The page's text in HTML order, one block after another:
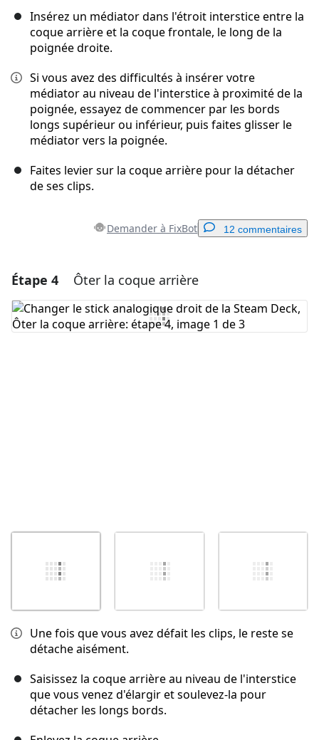
Insérez un médiator dans l'étroit interstice entre la
coque arrière et la coque frontale, le long de la
poignée droite.
Si vous avez des difficultés à insérer votre
médiator au niveau de l'interstice à proximité de la
poignée, essayez de commencer par les bords
longs supérieur ou inférieur, puis faites glisser le
médiator vers la poignée.
Faites levier sur la coque arrière pour la détacher
de ses clips.
Demander à FixBot 12 commentaires
Ajouter un commentaire
Ajouter un commentaire
Étape 4 Ôter la coque arrière
Une fois que vous avez défait les clips, le reste se
détache aisément.
Saisissez la coque arrière au niveau de l'interstice
que vous venez d'élargir et soulevez-la pour
détacher les longs bords.